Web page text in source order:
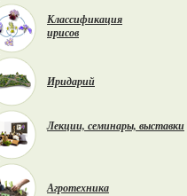
Классификация
ирисов
Иридарий
Лекции, семинары, выставки
Агротехника